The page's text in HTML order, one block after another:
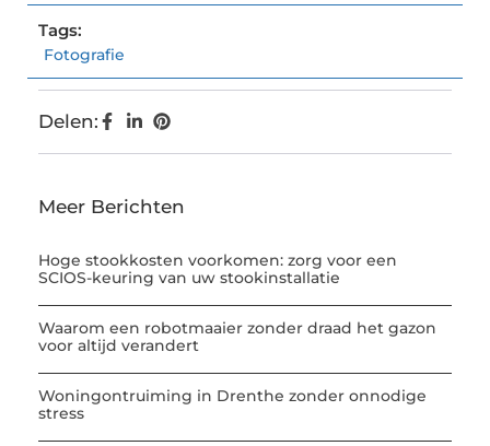
Tags:
Fotografie
Delen:
Meer Berichten
Hoge stookkosten voorkomen: zorg voor een
SCIOS-keuring van uw stookinstallatie
Waarom een robotmaaier zonder draad het gazon
voor altijd verandert
Woningontruiming in Drenthe zonder onnodige
stress